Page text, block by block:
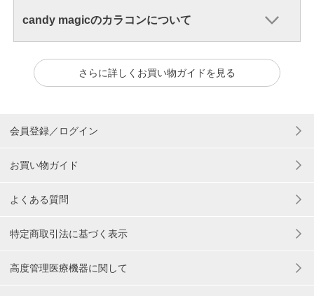
candy magicのカラコンについて
さらに詳しくお買い物ガイドを見る
会員登録／ログイン
お買い物ガイド
よくある質問
特定商取引法に基づく表示
高度管理医療機器に関して